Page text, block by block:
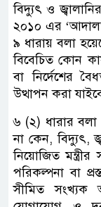
বিদ্যুৎ ও
২০১০ এর
৯ ধারায় বলা
বিবেচিত কোন
বা নির্দেশের
উত্থাপন করা
৬ (২) ধারার
না কেন, বিদ্যুৎ,
নিয়োজিত
পরিকল্পনা বা
সীমিত সংখ্যক